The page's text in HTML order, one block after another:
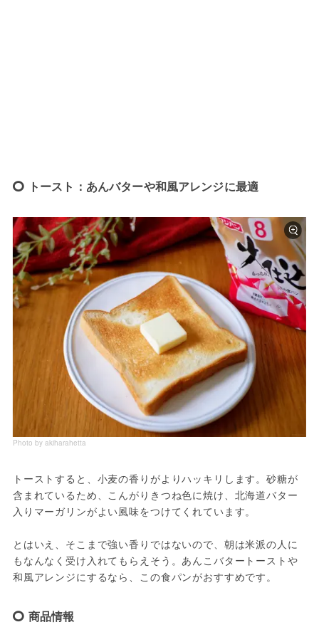
トースト：あんバターや和風アレンジに最適
Photo by akiharahetta
トーストすると、小麦の香りがよりハッキリします。砂糖が
含まれているため、こんがりきつね色に焼け、北海道バター
入りマーガリンがよい風味をつけてくれています。
とはいえ、そこまで強い香りではないので、朝は米派の人に
もなんなく受け入れてもらえそう。あんこバタートーストや
和風アレンジにするなら、この食パンがおすすめです。
商品情報